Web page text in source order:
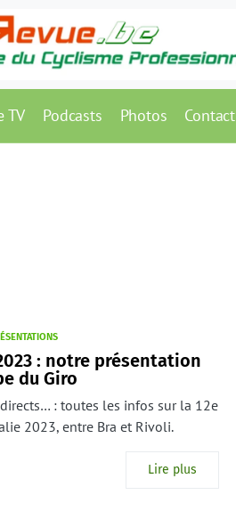
TV Podcasts Photos Contact
: notre présentation
du Giro
: toutes les infos sur la 12e
2023, entre Bra et Rivoli.
Lire plus